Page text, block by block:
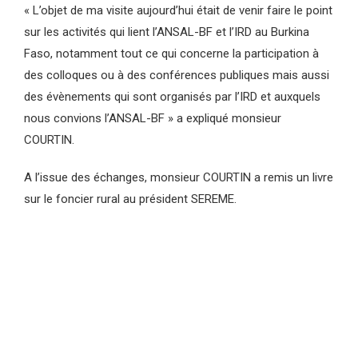
« L’objet de ma visite aujourd’hui était de venir faire le point
sur les activités qui lient l’ANSAL-BF et l’IRD au Burkina
Faso, notamment tout ce qui concerne la participation à
des colloques ou à des conférences publiques mais aussi
des évènements qui sont organisés par l’IRD et auxquels
nous convions l’ANSAL-BF » a expliqué monsieur
COURTIN.
A l’issue des échanges, monsieur COURTIN a remis un livre
sur le foncier rural au président SEREME.